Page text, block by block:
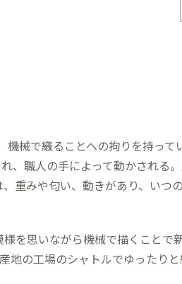
機械で織ることへの拘りを持って
、職人の手によって動かされる
重みや匂い、動きがあり、いつ
を思いながら機械で描くことで
地の工場のシャトルでゆったりと